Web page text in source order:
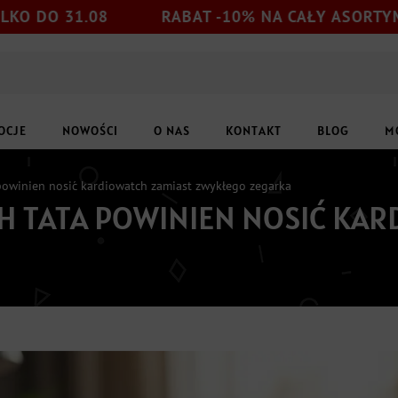
RABAT -10% NA CAŁY ASORTYMENT
NOWOŚCI O NAS KONTAKT BLOG
nosić kardiowatch zamiast zwykłego zegarka
TATA POWINIEN NOSIĆ